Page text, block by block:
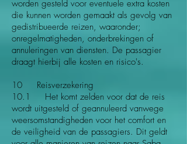
worden gesteld voor eventuele extra kosten
die kunnen worden gemaakt als gevolg van
gedistribueerde reizen, waaronder;
onregelmatigheden, onderbrekingen of
annuleringen van diensten. De passagier
draagt hierbij alle kosten en risico's.
10 Reisverzekering
10.1 Het komt zelden voor dat de reis
wordt uitgesteld of geannuleerd vanwege
weersomstandigheden voor het comfort en
de veiligheid van de passagiers. Dit geldt